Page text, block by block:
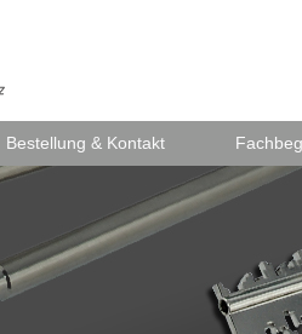
Bestellung & Kontakt